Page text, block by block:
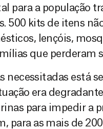
para a população
500 kits de itens
lençóis,
que perderam
necessitadas está
era
para impedir a
para as mais de